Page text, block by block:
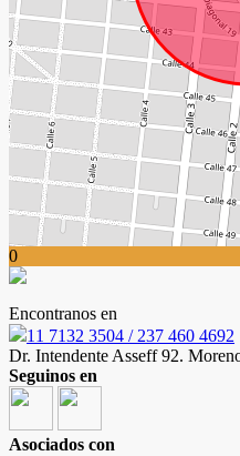
0
Encontranos en
11 7132 3504 / 237 460 4692
Dr. Intendente Asseff 92.
Seguinos en
Asociados con